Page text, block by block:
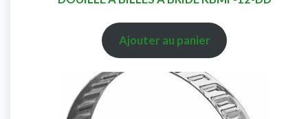
Ajouter au panier